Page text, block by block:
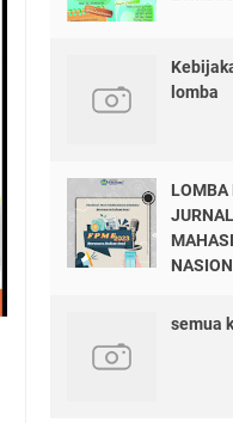
lomba
LOMBA
semua